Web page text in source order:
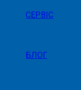
СЕРВІС
БЛОГ